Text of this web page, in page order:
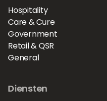
Hospitality
Care & Cure
Government
Retail & QSR
General
Diensten